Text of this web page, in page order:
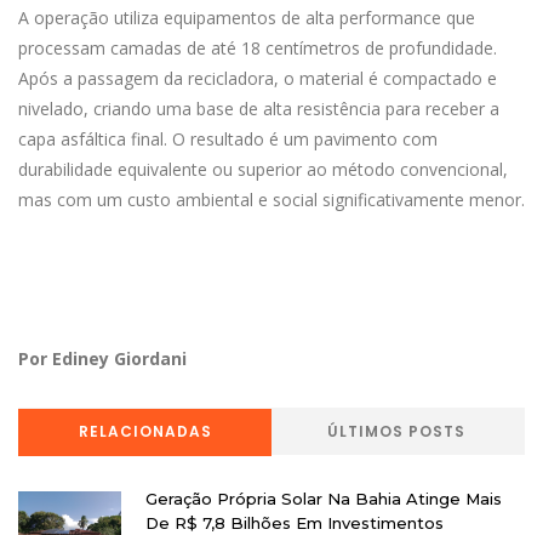
A operação utiliza equipamentos de alta performance que
processam camadas de até 18 centímetros de profundidade.
Após a passagem da recicladora, o material é compactado e
nivelado, criando uma base de alta resistência para receber a
capa asfáltica final. O resultado é um pavimento com
durabilidade equivalente ou superior ao método convencional,
mas com um custo ambiental e social significativamente menor.
Por Ediney Giordani
RELACIONADAS ÚLTIMOS POSTS
Geração Própria Solar Na Bahia Atinge Mais
De R$ 7,8 Bilhões Em Investimentos